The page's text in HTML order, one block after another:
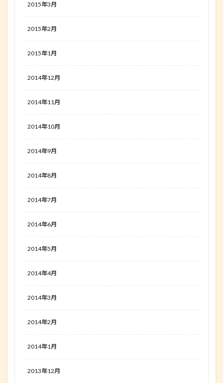
2015年3月
2015年2月
2015年1月
2014年12月
2014年11月
2014年10月
2014年9月
2014年8月
2014年7月
2014年6月
2014年5月
2014年4月
2014年3月
2014年2月
2014年1月
2013年12月